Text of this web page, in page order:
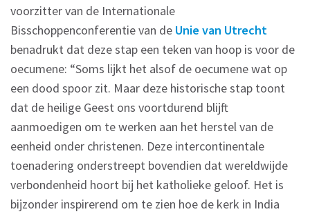
voorzitter van de Internationale
Bisschoppenconferentie van de Unie van Utrecht
benadrukt dat deze stap een teken van hoop is voor de
oecumene: “Soms lijkt het alsof de oecumene wat op
een dood spoor zit. Maar deze historische stap toont
dat de heilige Geest ons voortdurend blijft
aanmoedigen om te werken aan het herstel van de
eenheid onder christenen. Deze intercontinentale
toenadering onderstreept bovendien dat wereldwijde
verbondenheid hoort bij het katholieke geloof. Het is
bijzonder inspirerend om te zien hoe de kerk in India